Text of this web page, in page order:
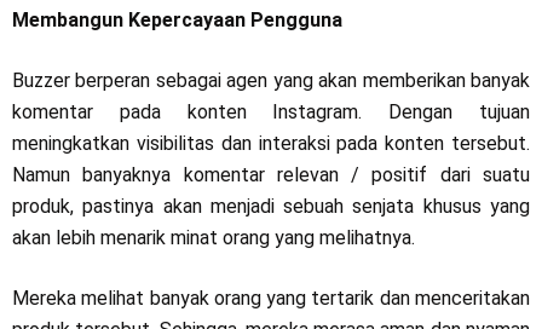
Membangun Kepercayaan Pengguna
Buzzer berperan sebagai agen yang akan memberikan banyak
komentar pada konten Instagram. Dengan tujuan
meningkatkan visibilitas dan interaksi pada konten tersebut.
Namun banyaknya komentar relevan / positif dari suatu
produk, pastinya akan menjadi sebuah senjata khusus yang
akan lebih menarik minat orang yang melihatnya.
Mereka melihat banyak orang yang tertarik dan menceritakan